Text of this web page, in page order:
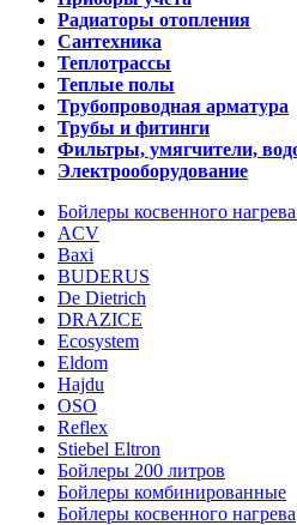
Радиаторы отопления
Сантехника
Теплотрассы
Теплые полы
Трубопроводная арматура
Трубы и фитинги
Фильтры, умягчители,
Электрооборудование
Бойлеры косвенного
ACV
Baxi
BUDERUS
De Dietrich
DRAZICE
Ecosystem
Eldom
Hajdu
OSO
Reflex
Stiebel Eltron
Бойлеры 200 литров
Бойлеры комбинированные
Бойлеры косвенного нагрева